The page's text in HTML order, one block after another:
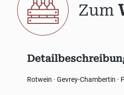
Zum
Rotwein · Gevrey-Chambertin ·